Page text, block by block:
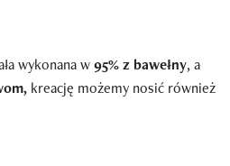
wykonana w95% z bawełny, a
kreację możemy nosić również